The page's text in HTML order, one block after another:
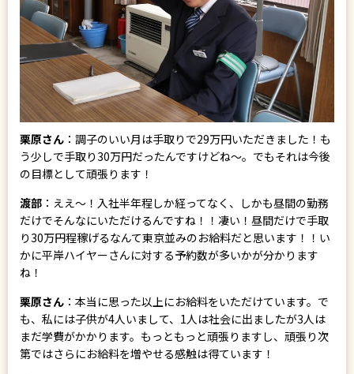
栗原さん ：調子のいい月は手取りで29万円いただきました！も
う少しで手取り30万円だったんですけどね～。でもそれは今後
の目標として頑張ります！
渡部 ：ええ～！入社半年程しか経ってなく、しかも昼間の勤務
だけでそんなにいただけるんですね！！凄い！昼間だけで手取
り30万円程稼げるなんて東京並みのお給料だと思います！！い
かに平岸ハイヤーさんに対する予約数が多いかが分かります
ね！
栗原さん ：本当に思った以上にお給料をいただけています。で
も、私には子供が4人いまして、1人は社会に出ましたが3人は
まだ学費がかかります。もっともっと頑張りますし、頑張り次
第ではさらにお給料を増やせる感触は得ています！